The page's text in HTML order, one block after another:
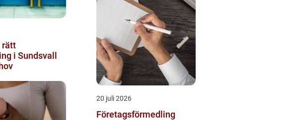
rätt
i Sundsvall
20 juli 2026
Företagsförmedling